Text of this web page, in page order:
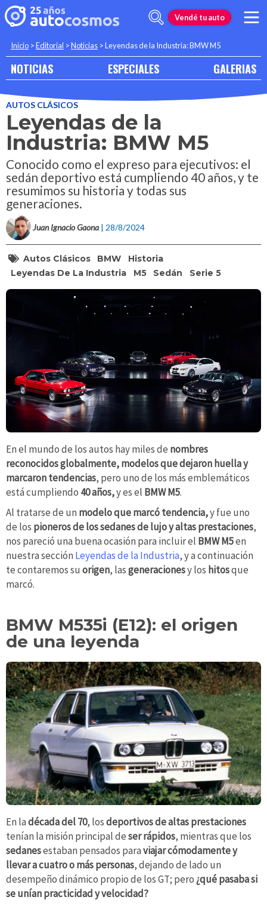
Vendé tu auto
Inicio >Editorial >Noticias >Leyendas de la Industria: BMW M5
NOTICIAS ESPECIALES GALERIAS
AUTOS CLÁSICOS
Leyendas de la
Industria: BMW M5
Conocido como el expreso para ejecutivos: el
sedán deportivo está cumpliendo 40 años, y te
resumimos su historia y todas sus
generaciones.
Juan Ignacio Gaona | 28/8/2024
Autos Clásicos BMW
Historia
Leyendas De La Industria
M5 Sedán Serie 5
En el mundo de los autos hay miles de nombres
reconocidos globalmente, modelos que dejaron huella y
marcaron tendencias, pero uno de los más emblemáticos
está cumpliendo 40 años,y es el BMW M5.
Al tratarse de un modelo que marcó tendencia,y fue uno
de los pioneros de los sedanes de lujo y altas prestaciones,
nos pareció una buena ocasión para incluir el BMW M5en
nuestra sección Leyendas de la Industria, y a continuación
te contaremos su origen, lasgeneracionesy los hitosque
marcó.
BMW M535i (E12): el origen
de una leyenda
En ladécada del 70, losdeportivos de altas prestaciones
tenían la misión principal deser rápidos, mientras que los
sedanesestaban pensados paraviajar cómodamente y
llevar a cuatro o más personas, dejando de lado un
desempeño dinámico propio de los GT; pero¿qué pasaba si
se unían practicidad y velocidad?